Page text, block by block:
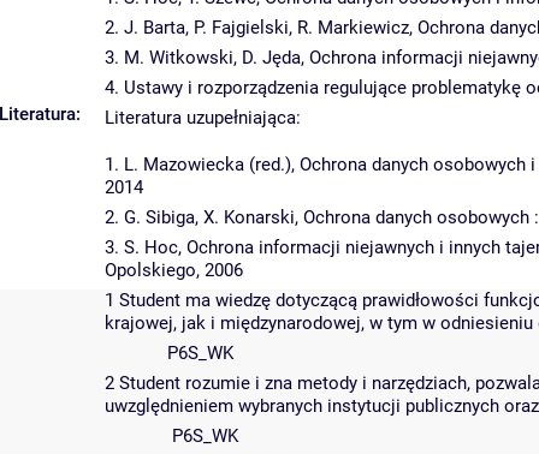
Literatura:
2. J. Barta, P. Fajgielski, R. Markiewicz, Ochrona
3. M. Witkowski, D. Jęda, Ochrona informacji
4. Ustawy i rozporządzenia regulujące problematykę
Literatura uzupełniająca:
1. L. Mazowiecka (red.), Ochrona danych
2014
2. G. Sibiga, X. Konarski, Ochrona danych
3. S. Hoc, Ochrona informacji niejawnych i innych
Opolskiego, 2006
1 Student ma wiedzę dotyczącą prawidłowości
krajowej, jak i międzynarodowej, w tym w
P6S_WK
2 Student rozumie i zna metody i narzędziach,
uwzględnieniem wybranych instytucji publicznych
P6S_WK